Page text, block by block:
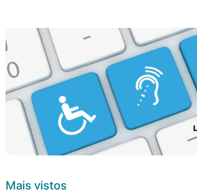
Mais vistos